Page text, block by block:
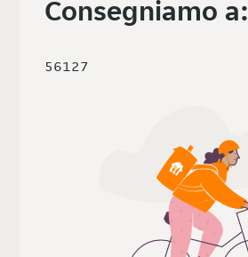
Consegniamo a:
56127